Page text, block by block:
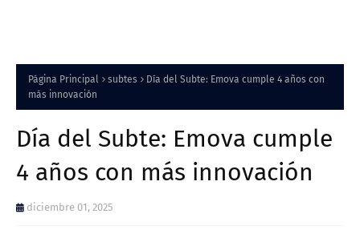
Página Principal subtes
Día del Subte: Emova cumple 4 años con
más innovación
Día del Subte: Emova cumple
4 años con más innovación
diciembre 01, 2025